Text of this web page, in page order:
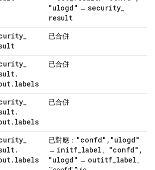
"ulogd" → security_
result
_
已合併
_
.
. labels
已合併
_
.
. labels
已合併
_
.
. labels
已對應： "confd" , "ulogd"
→ initf_label "confd" ,
"ulogd" → outitf_label